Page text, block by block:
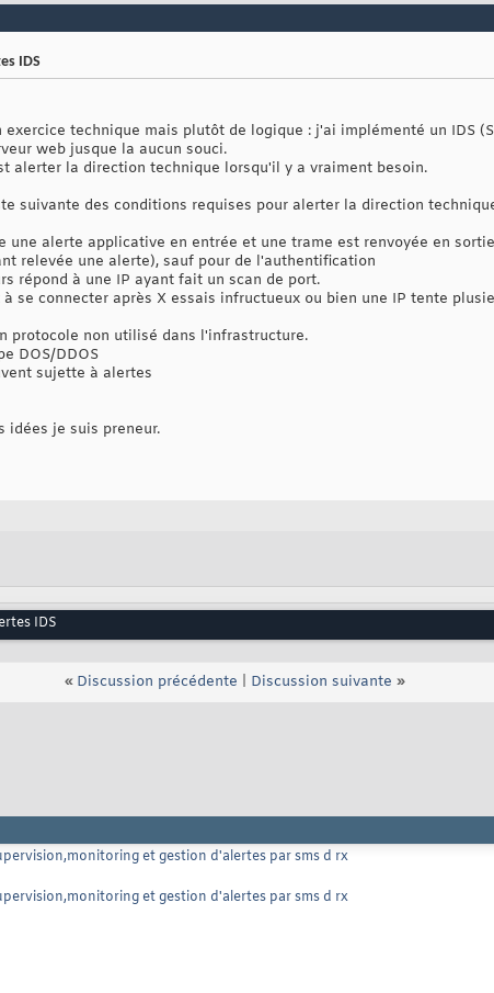
IDS
exercice technique mais plutôt de logique : j'ai implémenté un IDS
web jusque la aucun souci.
alerter la direction technique lorsqu'il y a vraiment besoin.
suivante des conditions requises pour alerter la direction
une alerte applicative en entrée et une trame est renvoyée en
relevée une alerte), sauf pour de l'authentification
répond à une IP ayant fait un scan de port.
à se connecter après X essais infructueux ou bien une IP tente
protocole non utilisé dans l'infrastructure.
DOS/DDOS
sujette à alertes
idées je suis preneur.
IDS
« Discussion précédente Discussion suivante »
et gestion d'alertes par sms d rx
et gestion d'alertes par sms d rx